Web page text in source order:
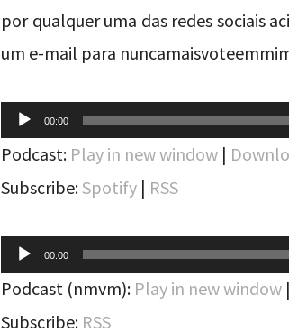
por qualquer uma das redes sociais
um e-mail para
Tocador
de
áudio
00:00
Podcast: Play in new window |
Subscribe: Spotify | RSS
Tocador
de
áudio
00:00
Podcast (nmvm): Play in new window |
Subscribe: RSS